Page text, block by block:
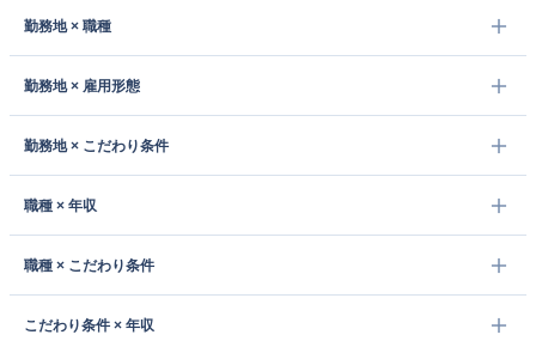
勤務地 × 職種
勤務地 × 雇用形態
勤務地 × こだわり条件
職種 × 年収
職種 × こだわり条件
こだわり条件 × 年収